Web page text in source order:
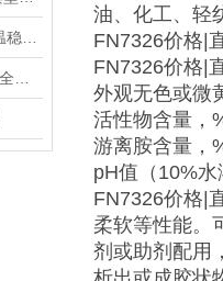
油、化工、轻
FN7326价格|
FN7326价格|
外观无色或微
活性物含量，
游离胺含量，
pH值（10%
FN7326价格|
柔软等性能。
剂或助剂配用